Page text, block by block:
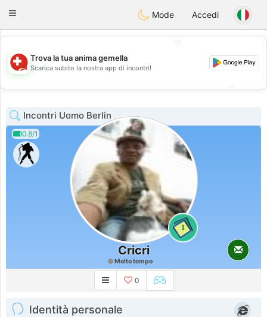
Suissi
Toggle
Mode Accedi
💖
💕
Trova la tua anima gemella
Scarica subito la nostra app di incontri!
Incontri Uomo Berlin
0.8/1
1
Cricri
Molto tempo
0
Identità personale